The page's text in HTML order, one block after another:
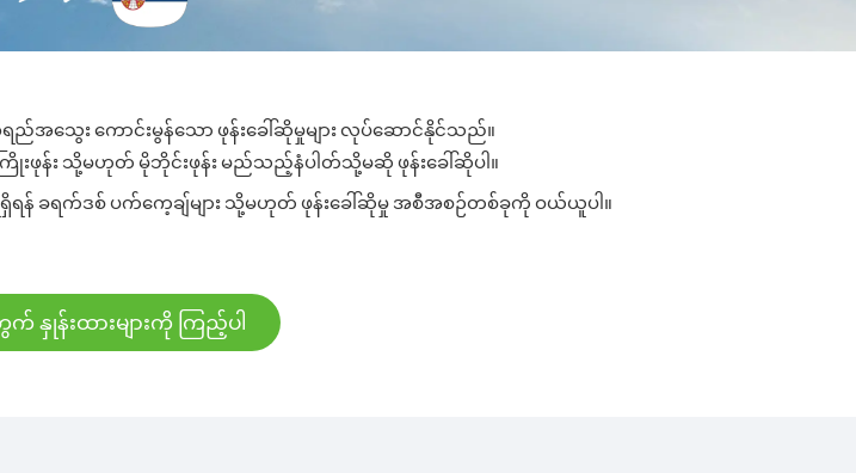
ည်အသွေး ကောင်းမွန်သော ဖုန်းခေါ်ဆိုမှုများ လုပ်ဆောင်နိုင်သည်။
ကြိုးဖုန်း သို့မဟုတ် မိုဘိုင်းဖုန်း မည်သည့်နံပါတ်သို့မဆို ဖုန်းခေါ်ဆိုပါ။
ရန် ခရက်ဒစ် ပက်ကေ့ချ်များ သို့မဟုတ် ဖုန်းခေါ်ဆိုမှု အစီအစဉ်တစ်ခုကို ဝယ်ယူပါ။
နှုန်းထားများကို ကြည့်ပါ